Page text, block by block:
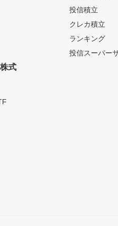
式
投信積立
クレカ積立
ランキング
投信スーパー